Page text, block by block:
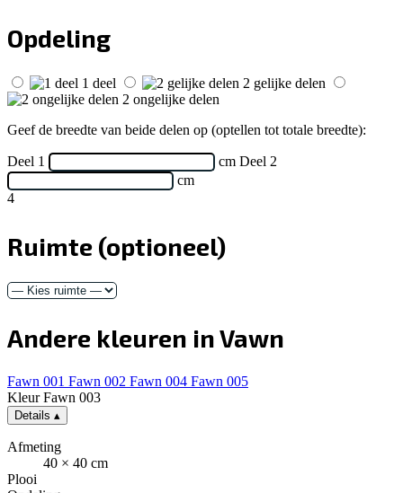
Opdeling
1 deel
2 gelijke delen
2 ongelijke delen
Geef de breedte van beide delen op (optellen tot totale breedte):
Deel 1 cm Deel 2
cm
4
Ruimte (optioneel)
Andere kleuren in Vawn
Fawn 001 Fawn 002 Fawn 004 Fawn 005
Kleur Fawn 003
Details ▴
Afmeting
40 × 40 cm
Plooi